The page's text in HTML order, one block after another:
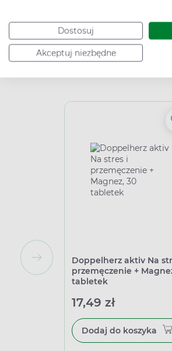
Dostosuj
Akceptuj niezbędne
High-contrast mode
Doppelherz aktiv Na
przemęczenie +
tabletek
17,49 zł
Dodaj do koszyka